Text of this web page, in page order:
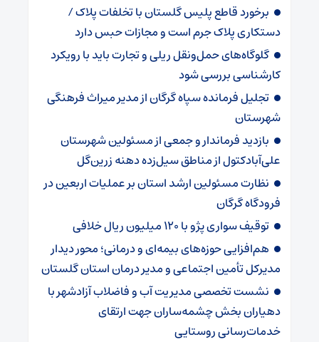
برخورد قاطع پلیس گلستان با تخلفات پلاک /
دستکاری پلاک جرم است و مجازات حبس دارد
گلوگاه‌های حمل‌ونقل ریلی و تجارت باید با رویکرد
کارشناسی بررسی شود
تجلیل فرمانده سپاه گرگان از مدیر میراث فرهنگی
شهرستان
بازدید فرماندار و جمعی از مسئولین شهرستان
علی‌آبادکتول از مناطق سیل‌زده دهنه زرین‌گل
نظارت مسئولین ارشد استان بر عملیات اربعین در
فرودگاه گرگان
توقیف سواری پژو با ۱۲۰ میلیون ریال خلافی
هم‌افزایی حوزه‌های بیمه‌ای و درمانی؛ محور دیدار
مدیرکل تأمین اجتماعی و مدیر درمان استان گلستان
نشست تخصصی مدیریت آب و فاضلاب آزادشهر با
دهیاران بخش چشمه‌ساران جهت ارتقای
خدمات‌رسانی روستایی